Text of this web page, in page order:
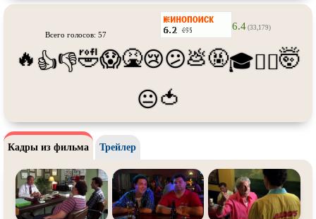
Про шпионов
Про Юристов иАдвокатов Псевдодокументальный
Ситком
Слэшер
обнажённой натурой Турецкий сериал
Чёрная комедия Экранизация
В ожидании TeleSynch
Всего голосов: 57
6.4 (33,179)
🔥 👍👎🤣😱🤮😢😕💩🤬🎓😵‍💫🤯
😐🍅
Кадры из фильма Трейлер